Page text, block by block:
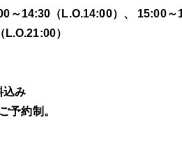
14:30（L.O.14:00）、 15:00～
）
込み
予約制。